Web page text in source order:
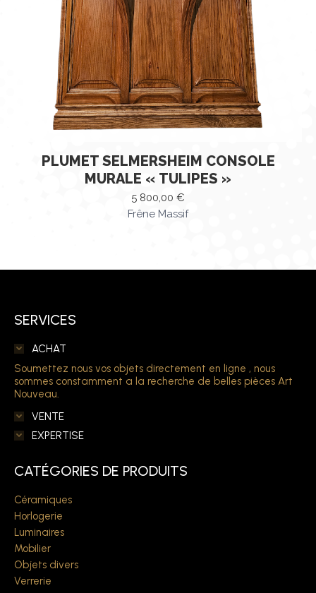
PLUMET SELMERSHEIM CONSOLE
MURALE « TULIPES »
5 800,00 €
Frêne Massif
SERVICES
ACHAT
Soumettez nous vos objets directement en ligne , nous
sommes constamment a la recherche de belles pièces Art
Nouveau.
VENTE
EXPERTISE
CATÉGORIES DE PRODUITS
Céramiques
Horlogerie
Luminaires
Mobilier
Objets divers
Verrerie